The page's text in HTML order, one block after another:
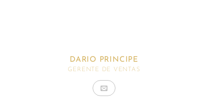
DARIO PRINCIPE
GERENTE DE VENTAS